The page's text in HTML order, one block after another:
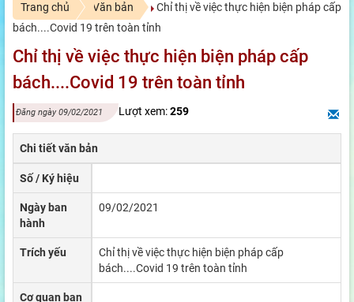
Trang chủ Văn bản
Chỉ thị về việc thực hiện biện pháp cấp
bách....Covid 19 trên toàn tỉnh
Chỉ thị về việc thực hiện biện pháp cấp
bách....Covid 19 trên toàn tỉnh
Đăng ngày 09/02/2021 Lượt xem:259
Chi tiết văn bản
Số / Ký hiệu
Ngày ban
hành
09/02/2021
Trích yếu
Chỉ thị về việc thực hiện biện pháp cấp
bách....Covid 19 trên toàn tỉnh
Cơ quan ban